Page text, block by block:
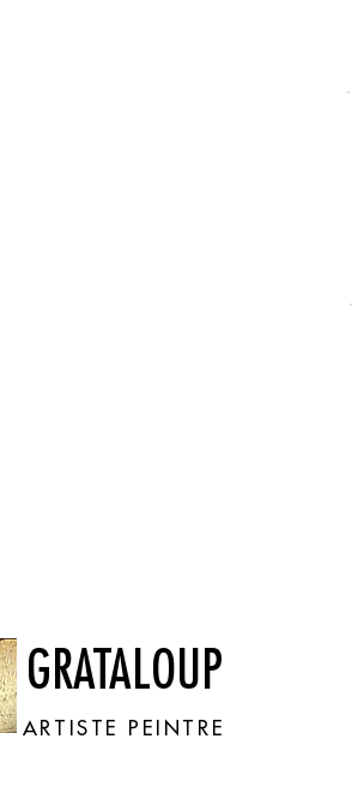
GRATALOUP
ARTISTE PEINTRE